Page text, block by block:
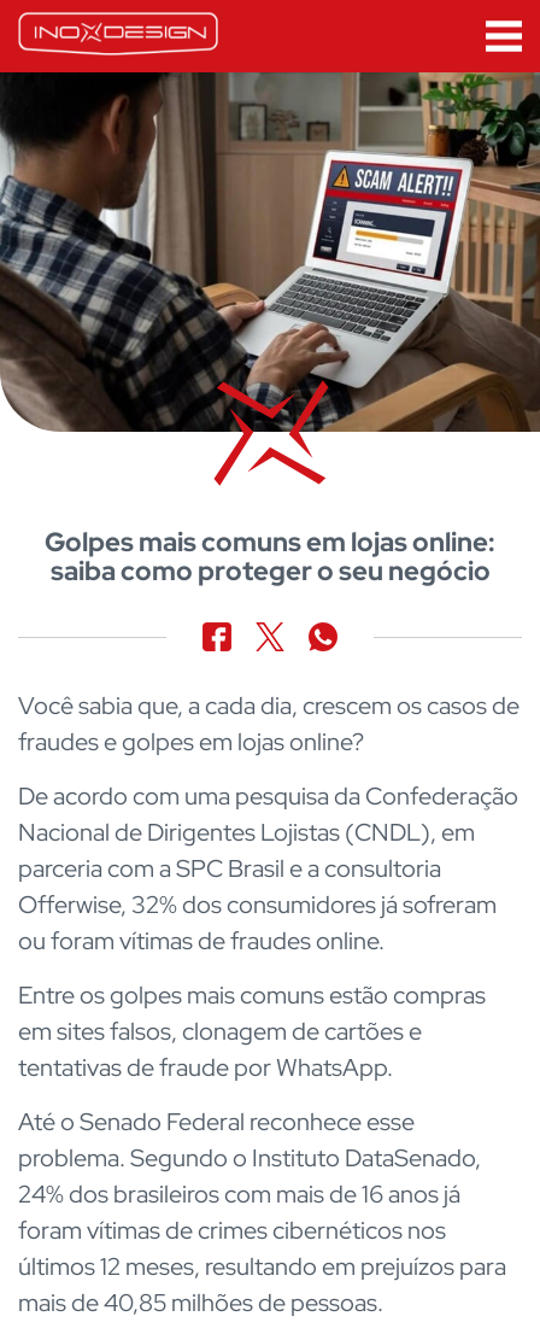
Golpes mais comuns em lojas online:
saiba como proteger o seu negócio
Você sabia que, a cada dia, crescem os casos de
fraudes e golpes em lojas online?
De acordo com uma pesquisa da Confederação
Nacional de Dirigentes Lojistas (CNDL), em
parceria com a SPC Brasil e a consultoria
Offerwise, 32% dos consumidores já sofreram
ou foram vítimas de fraudes online.
Entre os golpes mais comuns estão compras
em sites falsos, clonagem de cartões e
tentativas de fraude por WhatsApp.
Até o Senado Federal reconhece esse
problema. Segundo o Instituto DataSenado,
24% dos brasileiros com mais de 16 anos já
foram vítimas de crimes cibernéticos nos
últimos 12 meses, resultando em prejuízos para
mais de 40,85 milhões de pessoas.